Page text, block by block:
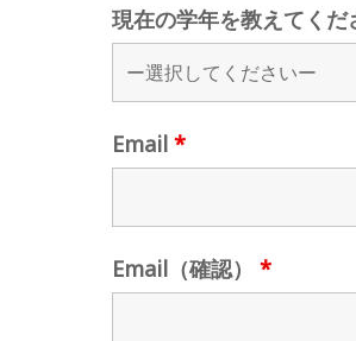
現在の学年を教えてくだ
Email *
Email（確認） *